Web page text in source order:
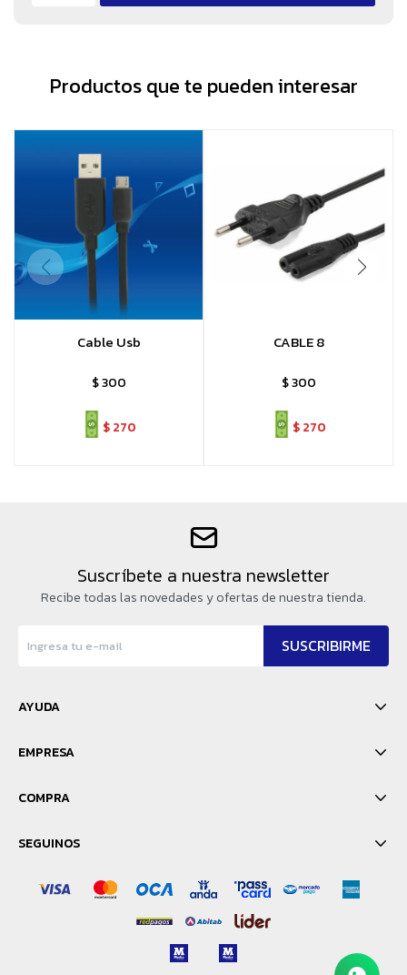
Productos que te pueden interesar
Cable Usb
$300
$270
CABLE 8
$300
$270
Suscríbete a nuestra newsletter
Recibe todas las novedades y ofertas de nuestra tienda.
SUSCRIBIRME
AYUDA
EMPRESA
COMPRA
SEGUINOS